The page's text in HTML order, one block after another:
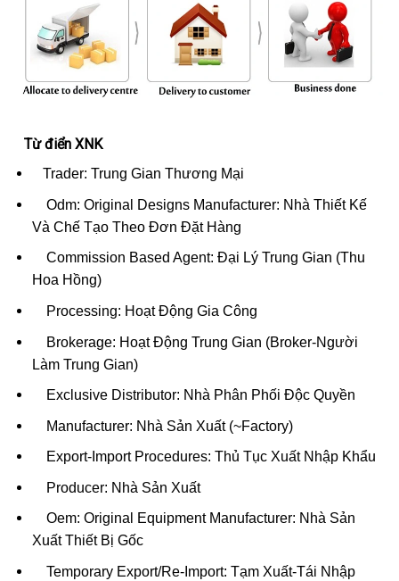
Từ điển XNK
Trader: Trung Gian Thương Mại
Odm: Original Designs Manufacturer: Nhà Thiết Kế
Và Chế Tạo Theo Đơn Đặt Hàng
Commission Based Agent: Đại Lý Trung Gian (Thu
Hoa Hồng)
Processing: Hoạt Động Gia Công
Brokerage: Hoạt Động Trung Gian (Broker-Người
Làm Trung Gian)
Exclusive Distributor: Nhà Phân Phối Độc Quyền
Manufacturer: Nhà Sản Xuất (~Factory)
Export-Import Procedures: Thủ Tục Xuất Nhập Khẩu
Producer: Nhà Sản Xuất
Oem: Original Equipment Manufacturer: Nhà Sản
Xuất Thiết Bị Gốc
Temporary Export/Re-Import: Tạm Xuất-Tái Nhập